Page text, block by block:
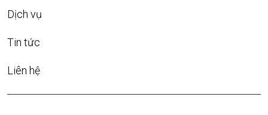
Dịch vụ
Tin tức
Liên hệ